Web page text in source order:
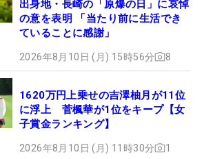
出身地・長崎の「原爆の日」に哀悼
の意を表明 「当たり前に生活でき
ていることに感謝」
2026年8月10日 (月) 15時56分 8
1620万円上乗せの吉澤柚月が11位
に浮上 菅楓華が1位をキープ【女
子賞金ランキング】
2026年8月10日 (月) 11時30分 1